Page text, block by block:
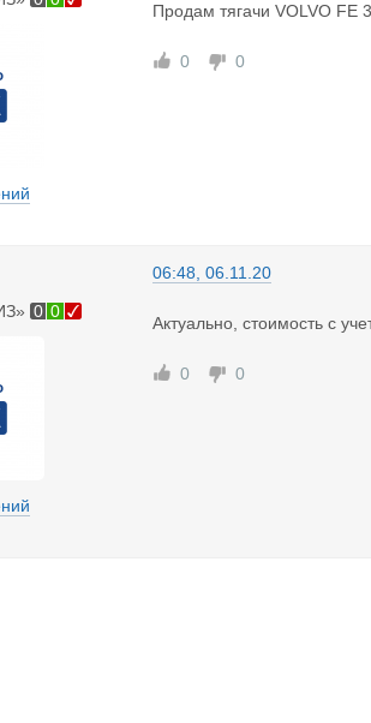
Продам тягачи VOLVO FE
0 0
0 0
06:48, 06.11.20
Актуально, стоимость с
0 0